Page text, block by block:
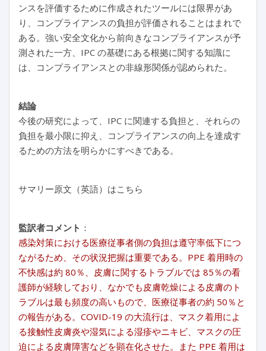
ンスを評価するために作成されたツールには限界があ
り、コンプライアンスの負担が評価されることはまれで
ある。強い安全文化から前向きなコンプライアンスが予
測された一方、IPC の基礎にある根拠に関する知識に
は、コンプライアンスとの非線形関係が認められた。
結論
今後の研究によって、IPC に関連する負担と、それらの
負担を最小限に抑え、コンプライアンスの向上を達成す
るための方法を明らかにすべきである。
サマリー原文（英語）はこちら
監訳者コメント ：
感染対策における医療従事者側の負担は遵守率低下につ
ながるため、その状況把握は重要である。PPE 着用時の
不快感は約 80％、皮膚に関するトラブルでは 85％の看
護師が経験しており、なかでも皮膚乾燥による皮膚のト
ラブルは最も頻度の高いもので、医療従事者の約 50％と
の報告がある。COVID-19 の大流行は、マスク着用によ
る接触性皮膚炎や湿気による湿疹やニキビ、マスクの圧
迫による皮膚障害などを顕在化させた。また PPE 着用は